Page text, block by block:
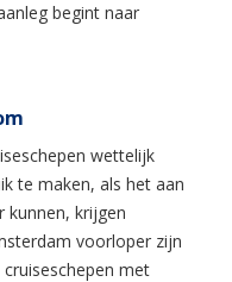
begint naar
wettelijk
te maken, als het aan
kunnen, krijgen
voorloper zijn
met